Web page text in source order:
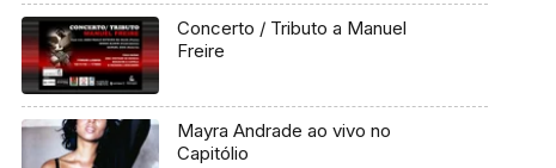
Concerto / Tributo a Manuel
Freire
Mayra Andrade ao vivo no
Capitólio